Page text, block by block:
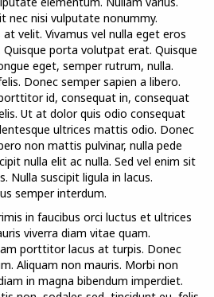
nec nisi vulputate nonummy.
velit. Vivamus vel nulla eget eros
porta volutpat erat. Quisque
eget, semper rutrum, nulla.
Donec semper sapien a libero.
id, consequat in, consequat
Ut at dolor quis odio consequat
ultrices mattis odio. Donec
non mattis pulvinar, nulla pede
nulla elit ac nulla. Sed vel enim sit
Nulla suscipit ligula in lacus.
semper interdum.
in faucibus orci luctus et ultrices
viverra diam vitae quam.
porttitor lacus at turpis. Donec
Aliquam non mauris. Morbi non
in magna bibendum imperdiet.